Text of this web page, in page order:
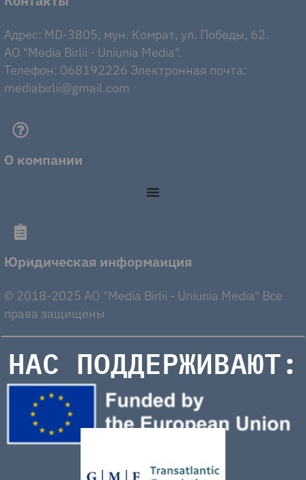
Адрес: MD-3805, мун. Комрат, ул. Победы, 62.
AO "Media Birlii - Uniunia Media".
Телефон: 068192226 Электронная почта:
mediabirlii@gmail.com
О компании
Юридическая информаиция
© 2018-2025 AO "Media Birlii - Uniunia Media" Все
права защищены
НАС ПОДДЕРЖИВАЮТ: